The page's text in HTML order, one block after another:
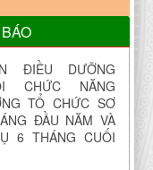
ĐIỀU DƯỠNG
CHỨC NĂNG
TỔ CHỨC SƠ
ĐẦU NĂM VÀ
6 THÁNG CUỐI